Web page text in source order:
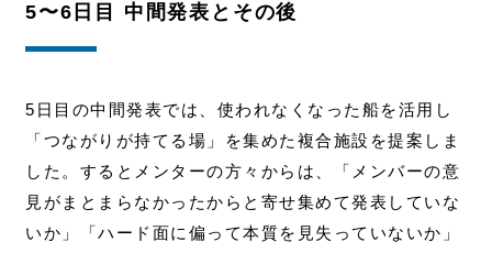
5〜6日目 中間発表とその後
5日目の中間発表では、使われなくなった船を活用し
「つながりが持てる場」を集めた複合施設を提案しま
した。するとメンターの方々からは、「メンバーの意
見がまとまらなかったからと寄せ集めて発表していな
いか」「ハード面に偏って本質を見失っていないか」